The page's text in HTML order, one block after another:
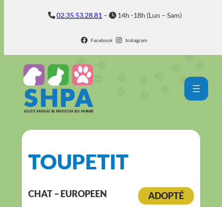
02.35.53.28.81 – 14h -18h (Lun – Sam)
Facebook Instagram
TOUPETIT
CHAT – EUROPEEN ADOPTÉ